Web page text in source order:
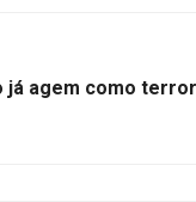
já agem como